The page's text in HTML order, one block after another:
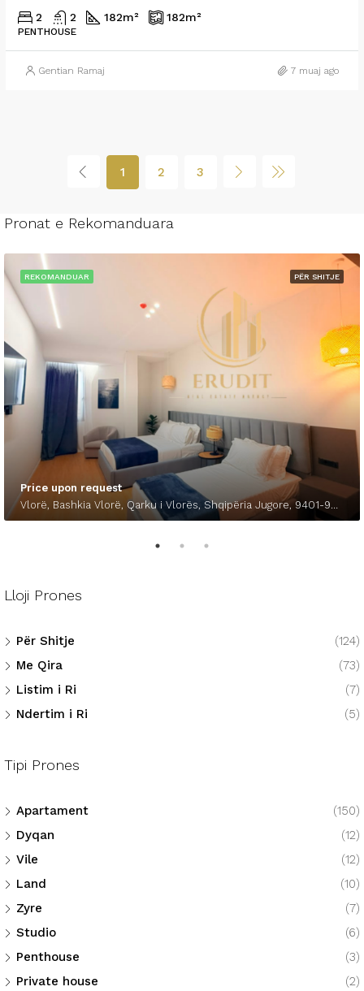
2 2 182m² 182m²
PENTHOUSE
Gentian Ramaj 7 muaj ago
1 2 3
Pronat e Rekomanduara
PËR SHITJE
REKOMANDUAR
Price upon request
Vlorë, Bashkia Vlorë, Qarku i Vlorës, Shqipëria Jugore, 9401-9403, Shqipëria
Lloji Prones
Për Shitje
(124)
Me Qira
(73)
Listim i Ri
(7)
Ndertim i Ri
(5)
Tipi Prones
Apartament
(150)
Dyqan
(12)
Vile
(12)
Land
(10)
Zyre
(7)
Studio
(6)
Penthouse
(3)
Private house
(2)